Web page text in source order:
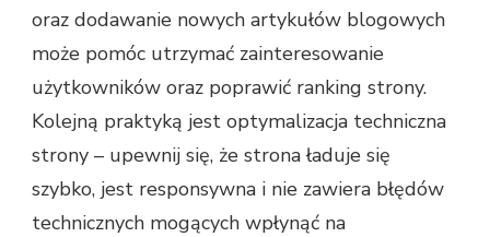
oraz dodawanie nowych artykułów blogowych
może pomóc utrzymać zainteresowanie
użytkowników oraz poprawić ranking strony.
Kolejną praktyką jest optymalizacja techniczna
strony – upewnij się, że strona ładuje się
szybko, jest responsywna i nie zawiera błędów
technicznych mogących wpłynąć na